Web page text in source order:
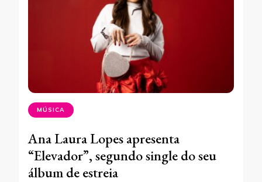
MÚSICA
Ana Laura Lopes apresenta
“Elevador”, segundo single do seu
álbum de estreia